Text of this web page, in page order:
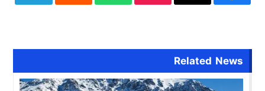
Related News